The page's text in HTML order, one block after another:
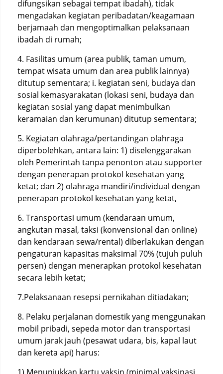
difungsikan sebagai tempat ibadah), tidak
mengadakan kegiatan peribadatan/keagamaan
berjamaah dan mengoptimalkan pelaksanaan
ibadah di rumah;
4. Fasilitas umum (area publik, taman umum,
tempat wisata umum dan area publik lainnya)
ditutup sementara; i. kegiatan seni, budaya dan
sosial kemasyarakatan (lokasi seni, budaya dan
kegiatan sosial yang dapat menimbulkan
keramaian dan kerumunan) ditutup sementara;
5. Kegiatan olahraga/pertandingan olahraga
diperbolehkan, antara lain: 1) diselenggarakan
oleh Pemerintah tanpa penonton atau supporter
dengan penerapan protokol kesehatan yang
ketat; dan 2) olahraga mandiri/individual dengan
penerapan protokol kesehatan yang ketat,
6. Transportasi umum (kendaraan umum,
angkutan masal, taksi (konvensional dan online)
dan kendaraan sewa/rental) diberlakukan dengan
pengaturan kapasitas maksimal 70% (tujuh puluh
persen) dengan menerapkan protokol kesehatan
secara lebih ketat;
7.Pelaksanaan resepsi pernikahan ditiadakan;
8. Pelaku perjalanan domestik yang menggunakan
mobil pribadi, sepeda motor dan transportasi
umum jarak jauh (pesawat udara, bis, kapal laut
dan kereta api) harus: